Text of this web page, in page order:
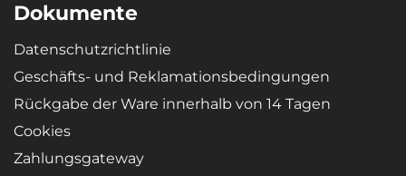
Dokumente
Datenschutzrichtlinie
Geschäfts- und Reklamationsbedingungen
Rückgabe der Ware innerhalb von 14 Tagen
Cookies
Zahlungsgateway